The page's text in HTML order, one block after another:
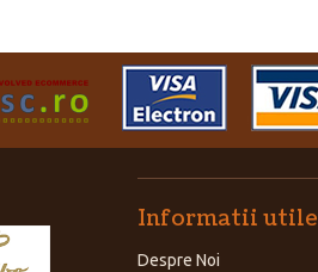
Informatii utile
Despre Noi